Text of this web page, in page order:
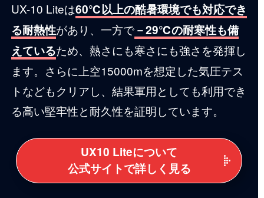
UX-10 Liteは60℃以上の酷暑環境でも対応でき
る耐熱性があり、一方で－29℃の耐寒性も備
えているため、熱さにも寒さにも強さを発揮し
ます。さらに上空15000mを想定した気圧テス
トなどもクリアし、結果軍用としても利用でき
る高い堅牢性と耐久性を証明しています。
UX10 Liteについて
公式サイトで詳しく見る